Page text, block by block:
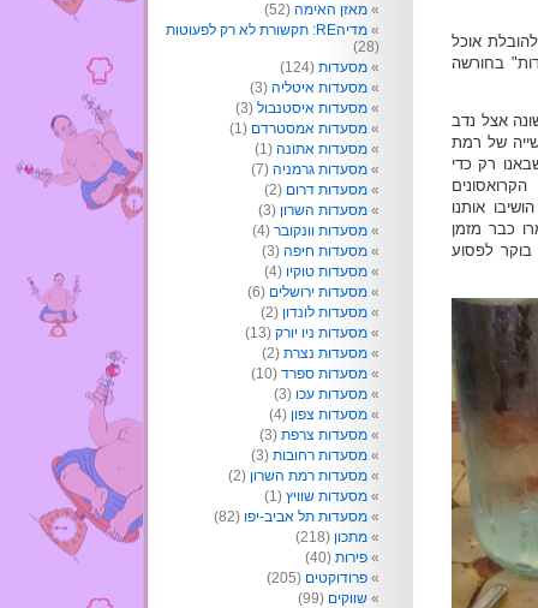
אוכל
בחורשה
אצל נדב
של רמת
רק כדי
אותנו
כבר מזמן
לפסוע
מאזן האימה (52)
מדיהRE: תקשורת לא רק לפעוטות
(28)
מסעדות (124)
מסעדות איטליה (3)
מסעדות איסטנבול (3)
מסעדות אמסטרדם (1)
מסעדות אתונה (1)
מסעדות גרמניה (7)
מסעדות דרום (2)
מסעדות השרון (3)
מסעדות וונקובר (4)
מסעדות חיפה (3)
מסעדות טוקיו (4)
מסעדות ירושלים (6)
מסעדות לונדון (2)
מסעדות ניו יורק (13)
מסעדות נצרת (2)
מסעדות ספרד (10)
מסעדות עכו (3)
מסעדות צפון (4)
מסעדות צרפת (3)
מסעדות רחובות (3)
מסעדות רמת השרון (2)
מסעדות שוויץ (1)
מסעדות תל אביב-יפו (82)
מתכון (218)
פירות (40)
פרודוקטים (205)
שווקים (99)